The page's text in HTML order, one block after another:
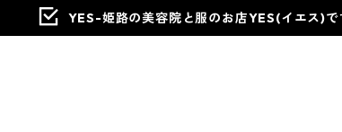
YES-姫路の美容院と服のお店YES(イエス)で